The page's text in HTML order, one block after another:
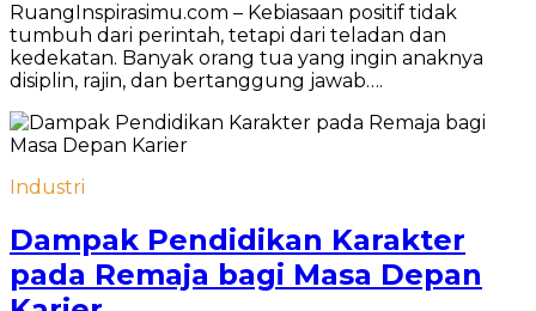
RuangInspirasimu.com – Kebiasaan positif tidak
tumbuh dari perintah, tetapi dari teladan dan
kedekatan. Banyak orang tua yang ingin anaknya
disiplin, rajin, dan bertanggung jawab….
Industri
Dampak Pendidikan Karakter
pada Remaja bagi Masa Depan